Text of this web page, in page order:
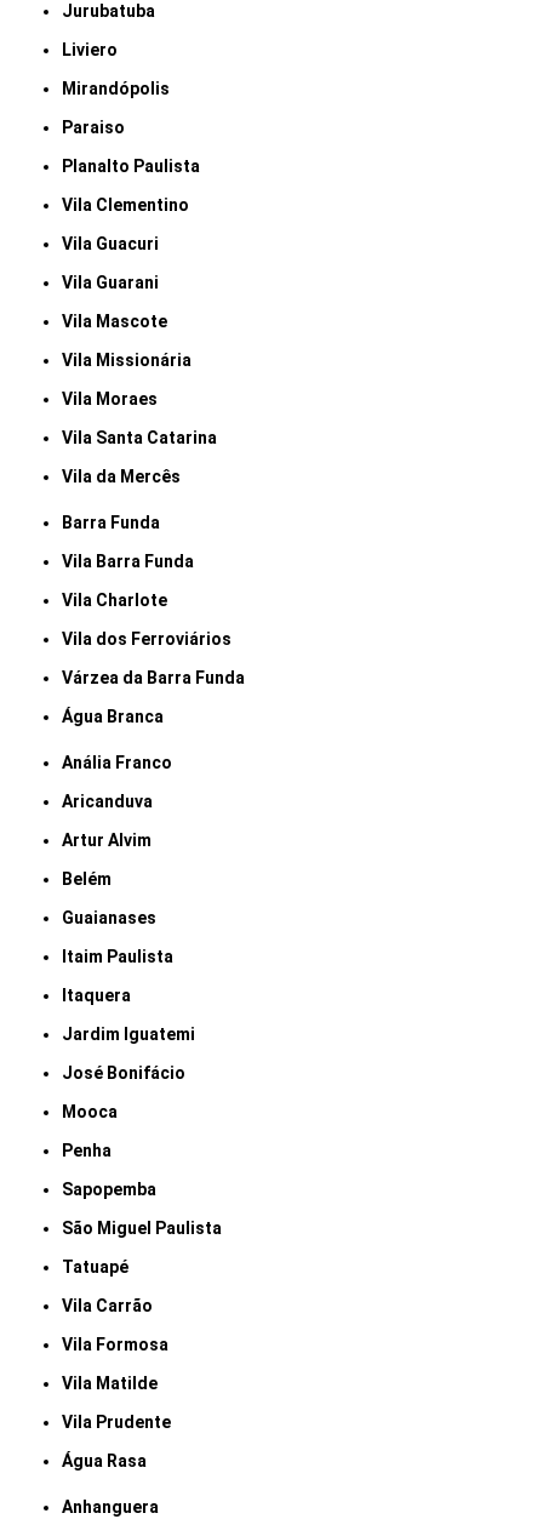
Jurubatuba
Liviero
Mirandópolis
Paraiso
Planalto Paulista
Vila Clementino
Vila Guacuri
Vila Guarani
Vila Mascote
Vila Missionária
Vila Moraes
Vila Santa Catarina
Vila da Mercês
Barra Funda
Vila Barra Funda
Vila Charlote
Vila dos Ferroviários
Várzea da Barra Funda
Água Branca
Anália Franco
Aricanduva
Artur Alvim
Belém
Guaianases
Itaim Paulista
Itaquera
Jardim Iguatemi
José Bonifácio
Mooca
Penha
Sapopemba
São Miguel Paulista
Tatuapé
Vila Carrão
Vila Formosa
Vila Matilde
Vila Prudente
Água Rasa
Anhanguera